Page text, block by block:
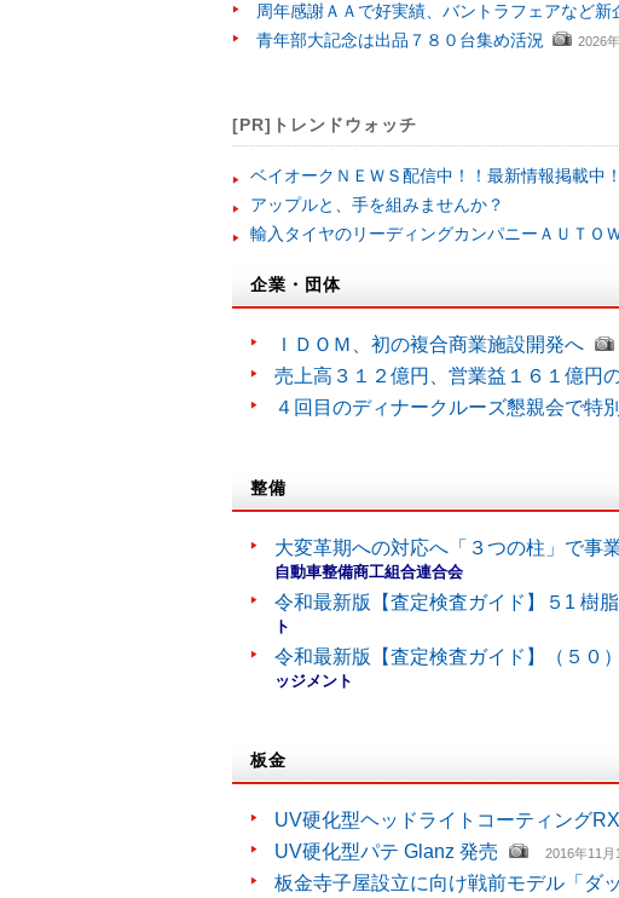
周年感謝ＡＡで好実績、バントラフェアなど新
青年部大記念は出品７８０台集め活況 2026
[PR]トレンドウォッチ
ベイオークＮＥＷＳ配信中！！最新情報掲載中！
アップルと、手を組みませんか？
輸入タイヤのリーディングカンパニーＡＵＴＯ
企業・団体
ＩＤＯＭ、初の複合商業施設開発へ
売上高３１２億円、営業益１６１億円
４回目のディナークルーズ懇親会で特
整備
大変革期への対応へ「３つの柱」で事
自動車整備商工組合連合会
令和最新版【査定検査ガイド】５1 樹
ト
令和最新版【査定検査ガイド】（５０
ッジメント
板金
UV硬化型ヘッドライトコーティング
UV硬化型パテ Glanz 発売 2016年11月
板金寺子屋設立に向け戦前モデル「ダ